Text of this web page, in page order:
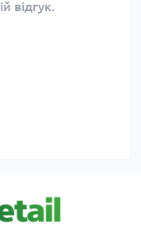
відгук.